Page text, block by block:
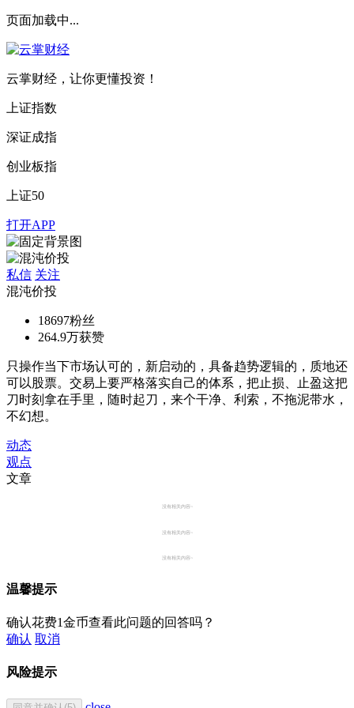
页面加载中...
云掌财经，让你更懂投资！
上证指数
深证成指
创业板指
上证50
打开APP
私信 关注
混沌价投
18697粉丝
264.9万获赞
只操作当下市场认可的，新启动的，具备趋势逻辑的，质地还
可以股票。交易上要严格落实自己的体系，把止损、止盈这把
刀时刻拿在手里，随时起刀，来个干净、利索，不拖泥带水，
不幻想。
动态
观点
文章
没有相关内容~
没有相关内容~
没有相关内容~
温馨提示
确认花费1金币查看此问题的回答吗？
确认 取消
风险提示